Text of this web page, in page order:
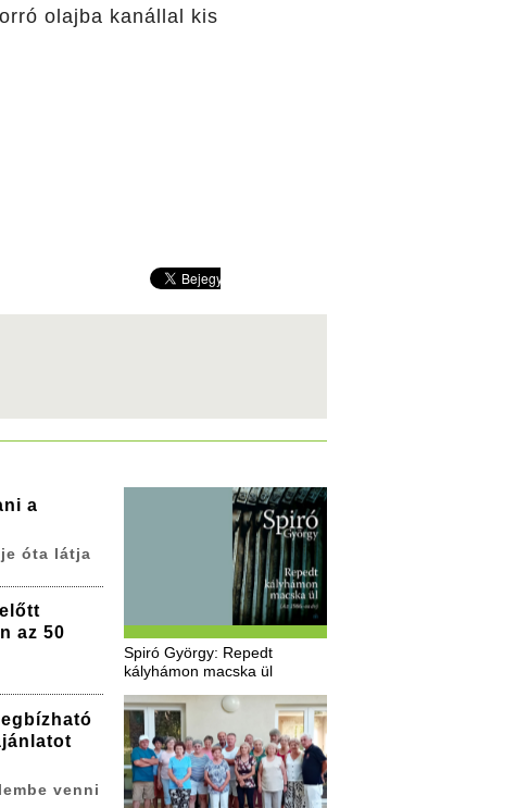
olajba kanállal kis
Spiró György: Repedt
kályhámon macska ül
a
óta látja
az 50
venni